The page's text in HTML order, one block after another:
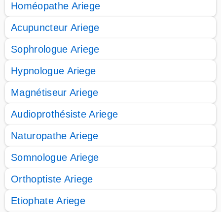
Homéopathe Ariege
Acupuncteur Ariege
Sophrologue Ariege
Hypnologue Ariege
Magnétiseur Ariege
Audioprothésiste Ariege
Naturopathe Ariege
Somnologue Ariege
Orthoptiste Ariege
Etiophate Ariege